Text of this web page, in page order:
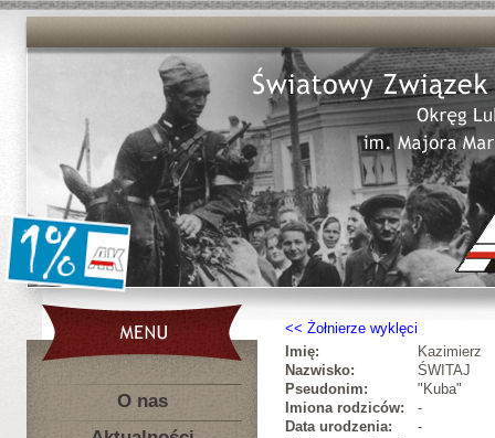
O nas
Żołnierze wyklęci
Imię:
Kazimierz
Nazwisko:
ŚWITAJ
Pseudonim:
"Kuba"
Imiona rodziców:
-
Data urodzenia:
-